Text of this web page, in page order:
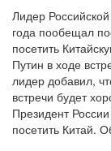
Лидер
года пообещал
посетить
Путин в ходе
лидер добавил,
встречи будет
Президент
посетить Китай.